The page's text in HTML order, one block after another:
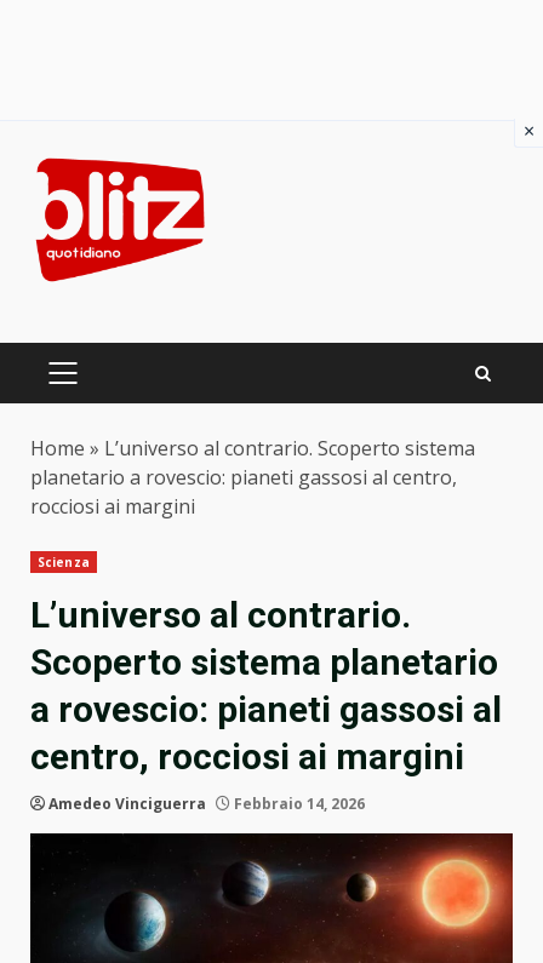
content
PRIMARY
Home » L’universo al contrario. Scoperto sistema
planetario a rovescio: pianeti gassosi al centro,
rocciosi ai margini
Scienza
L’universo al contrario.
Scoperto sistema planetario
a rovescio: pianeti gassosi al
centro, rocciosi ai margini
Amedeo Vinciguerra Febbraio 14, 2026
×